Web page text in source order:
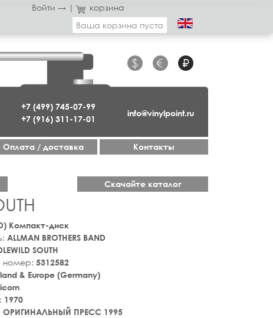
Войти → |
корзина
Ваша корзина пуста
+7 (499) 745-07-99
+7 (916) 311-17-01
$ € ₽
info@vinylpoint.ru
Оплата / доставка Контакты
Скачайте каталог
Компакт-диск
ALLMAN BROTHERS BAND
SOUTH
номер: 5312582
& Europe (Germany)
1970
ОРИГИНАЛЬНЫЙ ПРЕСС 1995